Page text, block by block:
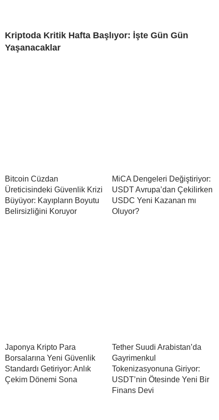
Kriptoda Kritik Hafta Başlıyor: İşte Gün Gün
Yaşanacaklar
Bitcoin Cüzdan
Üreticisindeki Güvenlik Krizi
Büyüyor: Kayıpların Boyutu
Belirsizliğini Koruyor
MiCA Dengeleri Değiştiriyor:
USDT Avrupa’dan Çekilirken
USDC Yeni Kazanan mı
Oluyor?
Japonya Kripto Para
Borsalarına Yeni Güvenlik
Standardı Getiriyor: Anlık
Çekim Dönemi Sona
Tether Suudi Arabistan’da
Gayrimenkul
Tokenizasyonuna Giriyor:
USDT’nin Ötesinde Yeni Bir
Finans Devi